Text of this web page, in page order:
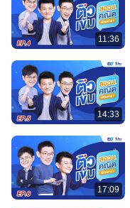
11:36
14:33
17:09